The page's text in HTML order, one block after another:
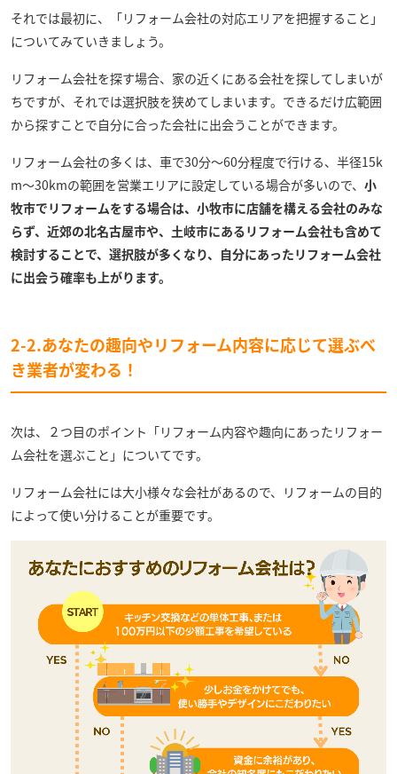
それでは最初に、「リフォーム会社の対応エリアを把握すること」
についてみていきましょう。
リフォーム会社を探す場合、家の近くにある会社を探してしまいが
ちですが、それでは選択肢を狭めてしまいます。できるだけ広範囲
から探すことで自分に合った会社に出会うことができます。
リフォーム会社の多くは、車で30分～60分程度で行ける、半径15k
m～30kmの範囲を営業エリアに設定している場合が多いので、 小
牧市でリフォームをする場合は、小牧市に店舗を構える会社のみな
らず、近郊の北名古屋市や、土岐市にあるリフォーム会社も含めて
検討することで、選択肢が多くなり、自分にあったリフォーム会社
に出会う確率も上がります。
2-2.あなたの趣向やリフォーム内容に応じて選ぶべ
き業者が変わる！
次は、２つ目のポイント「リフォーム内容や趣向にあったリフォー
ム会社を選ぶこと」についてです。
リフォーム会社には大小様々な会社があるので、リフォームの目的
によって使い分けることが重要です。